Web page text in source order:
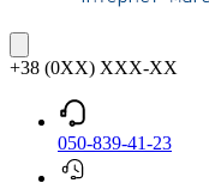
+38 (0XX) XXX-XX
050-839-41-23